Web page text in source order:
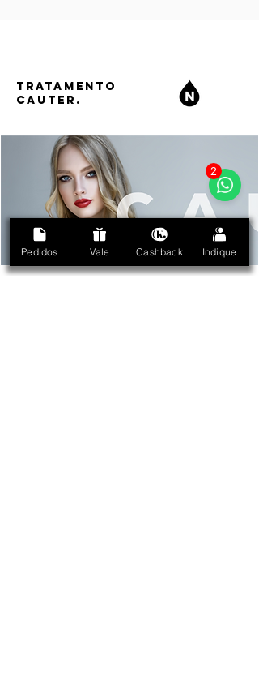
TRATAMENTO
CAUTER.
Pedidos Vale Cashback Indique
2